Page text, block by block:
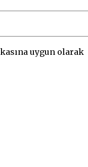
uygun olarak